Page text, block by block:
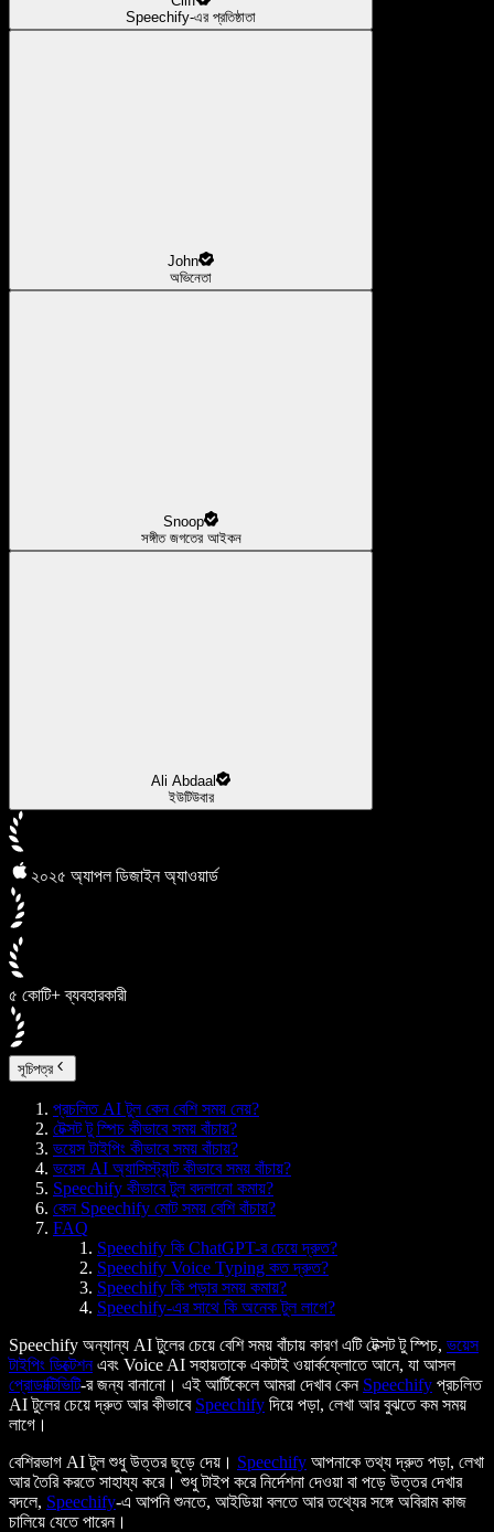
Speechify-এর প্রতিষ্ঠাতা
John
অভিনেতা
Snoop
সঙ্গীত জগতের আইকন
Ali Abdaal
ইউটিউবার
২০২৫ অ্যাপল ডিজাইন অ্যাওয়ার্ড
৫ কোটি+ ব্যবহারকারী
সূচিপত্র
প্রচলিত AI টুল কেন বেশি সময় নেয়?
টেক্সট টু স্পিচ কীভাবে সময় বাঁচায়?
ভয়েস টাইপিং কীভাবে সময় বাঁচায়?
ভয়েস AI অ্যাসিস্ট্যান্ট কীভাবে সময় বাঁচায়?
Speechify কীভাবে টুল বদলানো কমায়?
কেন Speechify মোট সময় বেশি বাঁচায়?
FAQ
Speechify কি ChatGPT-র চেয়ে দ্রুত?
Speechify Voice Typing কত দ্রুত?
Speechify কি পড়ার সময় কমায়?
Speechify-এর সাথে কি অনেক টুল লাগে?
Speechify অন্যান্য AI টুলের চেয়ে বেশি সময় বাঁচায় কারণ এটি টেক্সট টু স্পিচ, ভয়েস
টাইপিং ডিক্টেশনএবং Voice AI সহায়তাকে একটাই ওয়ার্কফ্লোতে আনে, যা আসল
প্রোডাক্টিভিটি-র জন্য বানানো। এই আর্টিকেলে আমরা দেখাব কেন Speechify প্রচলিত
AI টুলের চেয়ে দ্রুত আর কীভাবে Speechify দিয়ে পড়া, লেখা আর বুঝতে কম সময়
লাগে।
বেশিরভাগ AI টুল শুধু উত্তর ছুড়ে দেয়। Speechify আপনাকে তথ্য দ্রুত পড়া, লেখা
আর তৈরি করতে সাহায্য করে। শুধু টাইপ করে নির্দেশনা দেওয়া বা পড়ে উত্তর দেখার
বদলে, Speechify-এ আপনি শুনতে, আইডিয়া বলতে আর তথ্যের সঙ্গে অবিরাম কাজ
চালিয়ে যেতে পারেন।